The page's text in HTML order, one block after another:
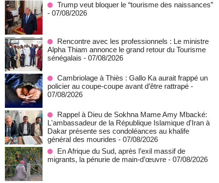
Trump veut bloquer le “tourisme des naissances”
- 07/08/2026
Rencontre avec les professionnels : Le ministre
Alpha Thiam annonce le grand retour du Tourisme
sénégalais - 07/08/2026
Cambriolage à Thiès : Gallo Ka aurait frappé un
policier au coupe-coupe avant d’être rattrapé -
07/08/2026
Rappel à Dieu de Sokhna Mame Amy Mbacké:
L'ambassadeur de la République Islamique d'Iran à
Dakar présente ses condoléances au khalife
général des mourides - 07/08/2026
En Afrique du Sud, après l’exil massif de
migrants, la pénurie de main-d’œuvre - 07/08/2026